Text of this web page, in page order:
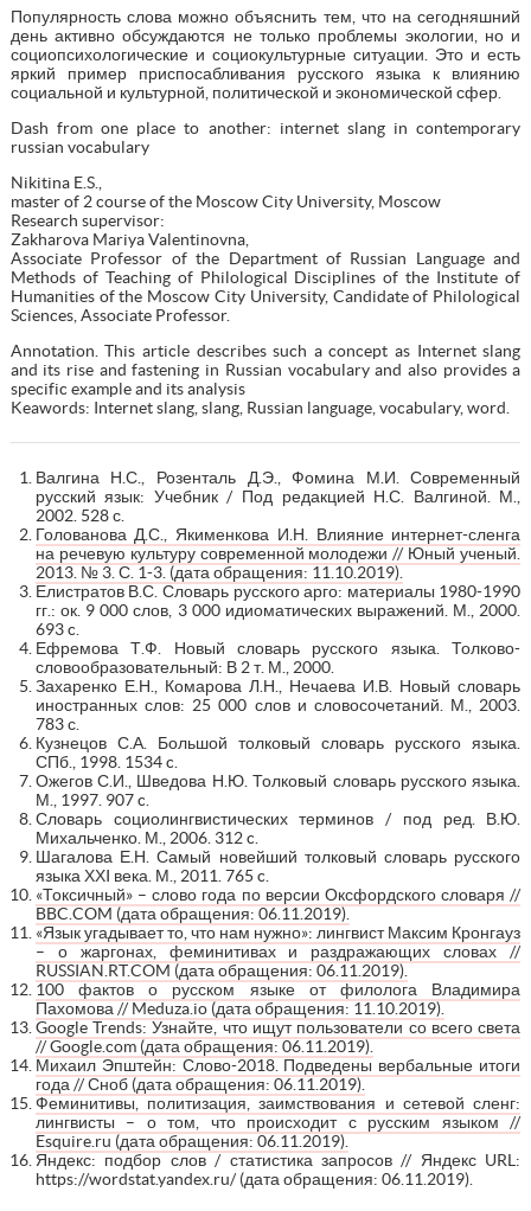
Популярность слова можно объяснить тем, что на сегодняшний
день активно обсуждаются не только проблемы экологии, но и
социопсихологические и социокультурные ситуации. Это и есть
яркий пример приспосабливания русского языка к влиянию
социальной и культурной, политической и экономической сфер.
Dash from one place to another: internet slang in contemporary
russian vocabulary
Nikitina E.S.,
master of 2 course of the Moscow City University, Moscow
Research supervisor:
Zakharova Mariya Valentinovna,
Associate Professor of the Department of Russian Language and
Methods of Teaching of Philological Disciplines of the Institute of
Humanities of the Moscow City University, Candidate of Philological
Sciences, Associate Professor.
Annotation. This article describes such a concept as Internet slang
and its rise and fastening in Russian vocabulary and also provides a
specific example and its analysis
Keawords: Internet slang, slang, Russian language, vocabulary, word.
Валгина Н.С., Розенталь Д.Э., Фомина М.И. Современный
русский язык: Учебник / Под редакцией Н.С. Валгиной. М.,
2002. 528 с.
Голованова Д.С., Якименкова И.Н. Влияние интернет-сленга
на речевую культуру современной молодежи // Юный ученый.
2013. № 3. С. 1-3. (дата обращения: 11.10.2019).
Елистратов В.С. Словарь русского арго: материалы 1980-1990
гг.: ок. 9 000 слов, 3 000 идиоматических выражений. М., 2000.
693 c.
Ефремова Т.Ф. Новый словарь русского языка. Толково-
словообразовательный: В 2 т. М., 2000.
Захаренко Е.Н., Комарова Л.Н., Нечаева И.В. Новый словарь
иностранных слов: 25 000 слов и словосочетаний. М., 2003.
783 с.
Кузнецов С.А. Большой толковый словарь русского языка.
СПб., 1998. 1534 c.
Ожегов С.И., Шведова Н.Ю. Толковый словарь русского языка.
М., 1997. 907 c.
Словарь социолингвистических терминов / под ред. В.Ю.
Михальченко. М., 2006. 312 c.
Шагалова Е.Н. Самый новейший толковый словарь русского
языка ХХI века. М., 2011. 765 c.
«Токсичный» – слово года по версии Оксфордского словаря //
BBC.COM (дата обращения: 06.11.2019).
«Язык угадывает то, что нам нужно»: лингвист Максим Кронгауз
– о жаргонах, феминитивах и раздражающих словах //
RUSSIAN.RT.COM (дата обращения: 06.11.2019).
100 фактов о русском языке от филолога Владимира
Пахомова // Meduza.io (дата обращения: 11.10.2019).
Google Trends: Узнайте, что ищут пользователи со всего света
// Google.com (дата обращения: 06.11.2019).
Михаил Эпштейн: Слово-2018. Подведены вербальные итоги
года // Сноб (дата обращения: 06.11.2019).
Феминитивы, политизация, заимствования и сетевой сленг:
лингвисты – о том, что происходит с русским языком //
Esquire.ru (дата обращения: 06.11.2019).
Яндекс: подбор слов / статистика запросов // Яндекс URL:
https://wordstat.yandex.ru/ (дата обращения: 06.11.2019).